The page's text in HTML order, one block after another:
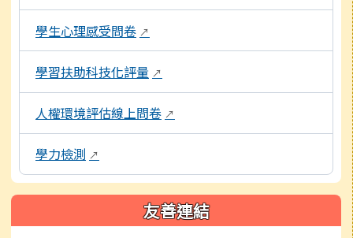
學生心理感受問卷 ↗
學習扶助科技化評量 ↗
人權環境評估線上問卷 ↗
學力檢測 ↗
友善連結